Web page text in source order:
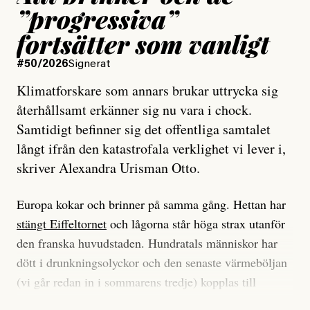
”progressiva”
fortsätter som vanligt
#50/2026Signerat
Klimatforskare som annars brukar uttrycka sig
återhållsamt erkänner sig nu vara i chock.
Samtidigt befinner sig det offentliga samtalet
långt ifrån den katastrofala verklighet vi lever i,
skriver Alexandra Urisman Otto.
Europa kokar och brinner på samma gång. Hettan har
stängt Eiffeltornet och lågorna står höga strax utanför
den franska huvudstaden. Hundratals människor har
dött i drunkningsolyckor och den senaste värmeböljan
(vi går redan in i sommarens tredje) kopplas till